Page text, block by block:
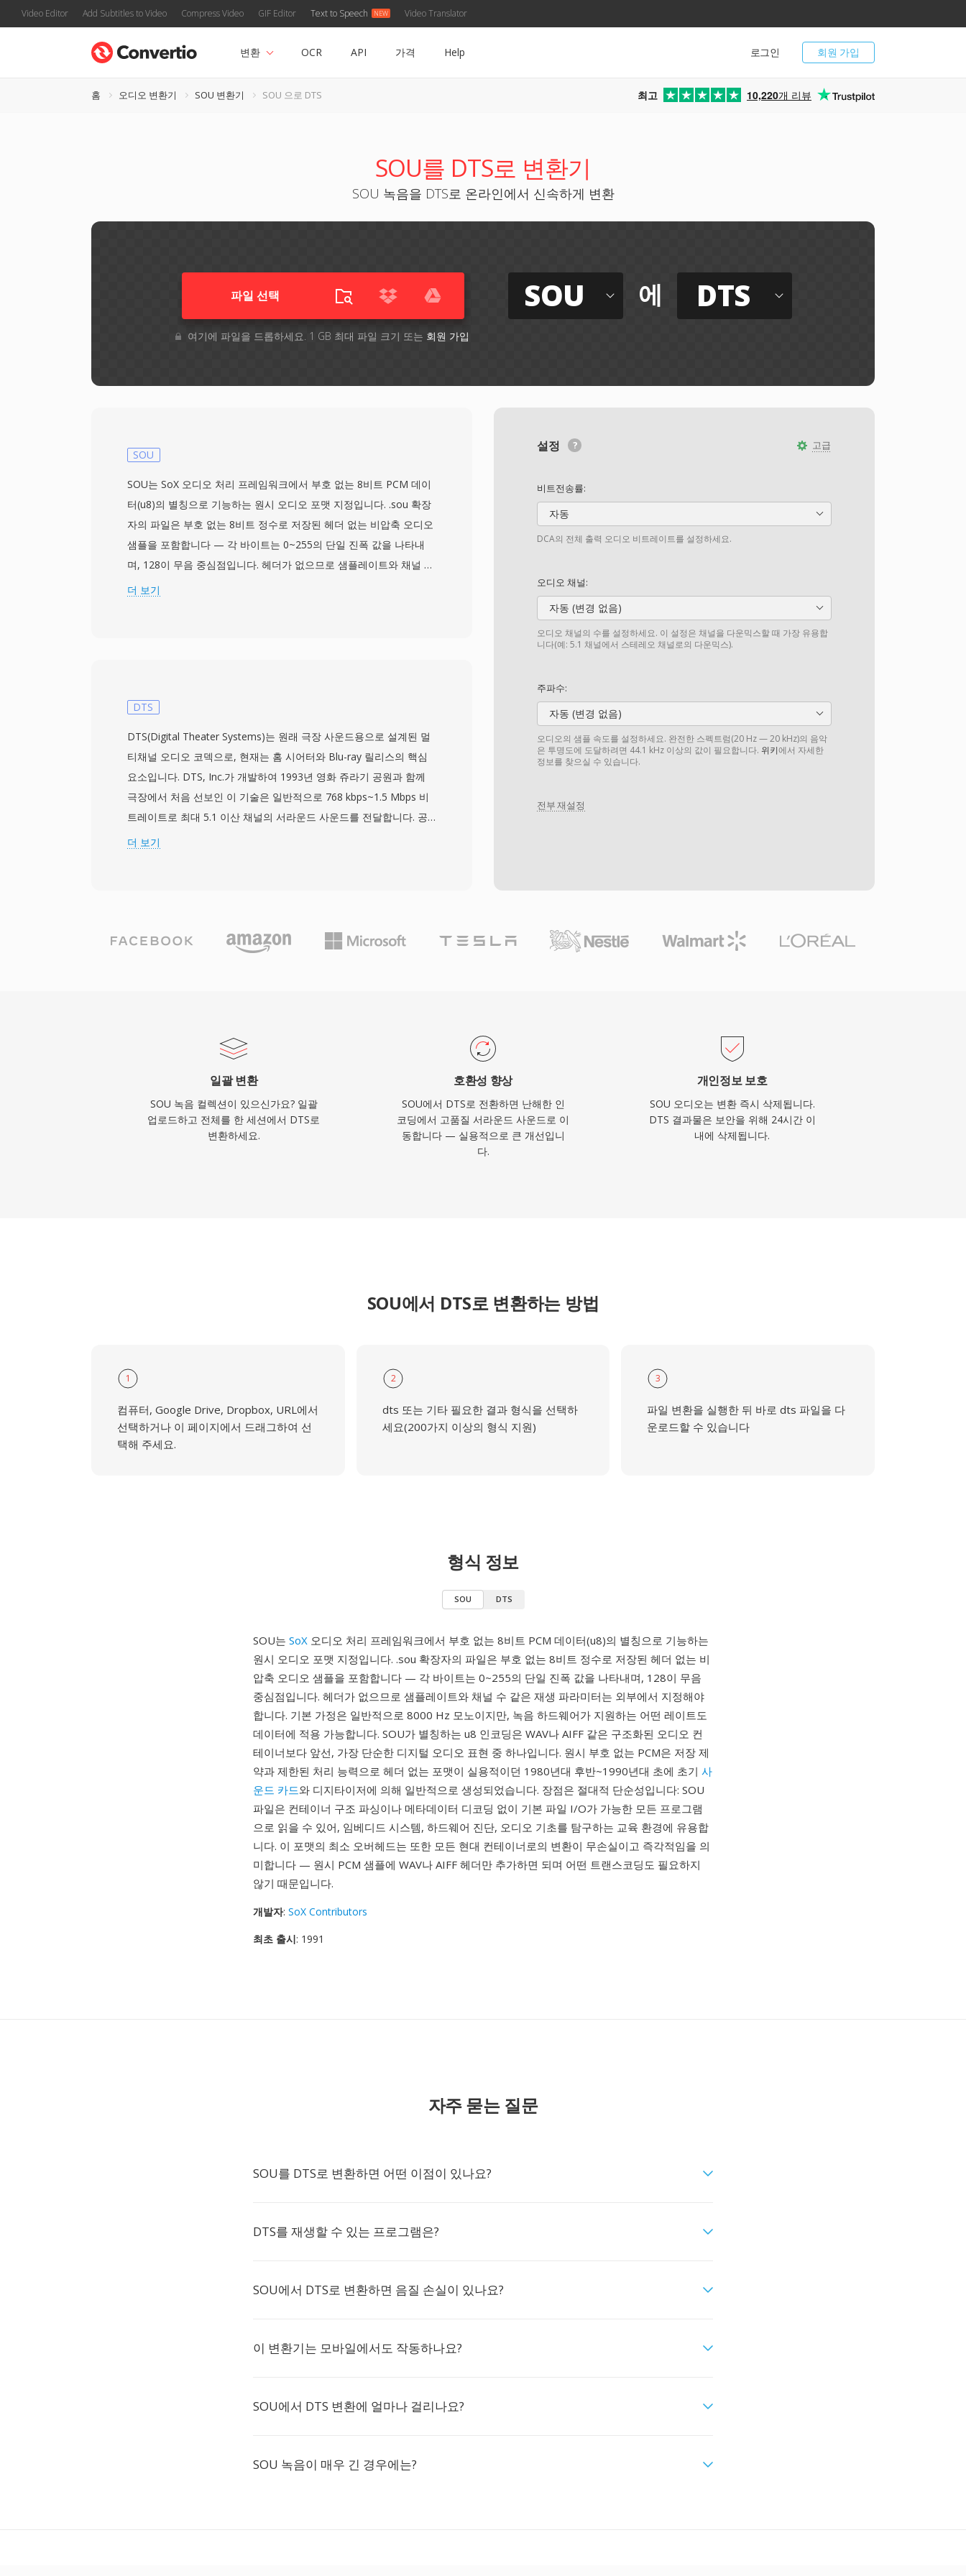
Video Editor Add Subtitles to Video Compress Video GIF Editor Text to Speech Video Translator
회원 가입
로그인
변환 OCR API 가격 Help
홈 오디오 변환기 SOU 변환기 SOU 으로 DTS 최고 10,220개 리뷰
SOU를 DTS로 변환기
SOU 녹음을 DTS로 온라인에서 신속하게 변환
파일 선택
여기에 파일을 드롭하세요. 1 GB 최대 파일 크기 또는 회원 가입
SOU 에 DTS
고급
설정
비트전송률:
자동
DCA의 전체 출력 오디오 비트레이트를 설정하세요.
오디오 채널:
자동 (변경 없음)
오디오 채널의 수를 설정하세요. 이 설정은 채널을 다운믹스할 때 가장 유용합
니다(예: 5.1 채널에서 스테레오 채널로의 다운믹스).
주파수:
자동 (변경 없음)
오디오의 샘플 속도를 설정하세요. 완전한 스펙트럼(20 Hz — 20 kHz)의 음악
은 투명도에 도달하려면 44.1 kHz 이상의 값이 필요합니다. 위키에서 자세한
정보를 찾으실 수 있습니다.
전부 재설정
SOU
SOU는 SoX 오디오 처리 프레임워크에서 부호 없는 8비트 PCM 데이
터(u8)의 별칭으로 기능하는 원시 오디오 포맷 지정입니다. .sou 확장
자의 파일은 부호 없는 8비트 정수로 저장된 헤더 없는 비압축 오디오
샘플을 포함합니다 — 각 바이트는 0~255의 단일 진폭 값을 나타내
며, 128이 무음 중심점입니다. 헤더가 없으므로 샘플레이트와 채널 수
같은 재생 파라미터는 외부에서 지정해야 합니다. 기본 가정은 일반적
년대 초에 초기 사운드 카드와 디지타이저에 의해 일반적으로 생성되
파싱이나 메타데이터 디코딩 없이 기본 파일 I/O가 가능한 모든 프로
그램으로 읽을 수 있어, 임베디드 시스템, 하드웨어 진단, 오디오 기초
를 탐구하는 교육 환경에 유용합니다. 이 포맷의 최소 오버헤드는 또
한 모든 현대 컨테이너로의 변환이 무손실이고 즉각적임을 의미합니
다 — 원시 PCM 샘플에 WAV나 AIFF 헤더만 추가하면 되며 어떤 트랜
스코딩도 필요하지 않기 때문입니다.
더 보기
DTS
DTS(Digital Theater Systems)는 원래 극장 사운드용으로 설계된 멀
티채널 오디오 코덱으로, 현재는 홈 시어터와 Blu-ray 릴리스의 핵심
요소입니다. DTS, Inc.가 개발하여 1993년 영화 쥬라기 공원과 함께
극장에서 처음 선보인 이 기술은 일반적으로 768 kbps~1.5 Mbps 비
트레이트로 최대 5.1 이산 채널의 서라운드 사운드를 전달합니다. 공
격적인 심리음향 모델링에 의존하는 경쟁 코덱과 달리, DTS는 각 채
위한 무손실 확장 레이어를 추가합니다. 주요 강점으로는 AV 리시버,
게임 콘솔, 차량 인포테인먼트 시스템에 걸친 광범위한 하드웨어 채
더 보기
일괄 변환
SOU 녹음 컬렉션이 있으신가요? 일괄
업로드하고 전체를 한 세션에서 DTS로
변환하세요.
호환성 향상
SOU에서 DTS로 전환하면 난해한 인
코딩에서 고품질 서라운드 사운드로 이
동합니다 — 실용적으로 큰 개선입니
다.
개인정보 보호
SOU 오디오는 변환 즉시 삭제됩니다.
DTS 결과물은 보안을 위해 24시간 이
내에 삭제됩니다.
SOU에서 DTS로 변환하는 방법
1
컴퓨터, Google Drive, Dropbox, URL에서
선택하거나 이 페이지에서 드래그하여 선
택해 주세요.
2
dts 또는 기타 필요한 결과 형식을 선택하
세요(200가지 이상의 형식 지원)
3
파일 변환을 실행한 뒤 바로 dts 파일을 다
운로드할 수 있습니다
형식 정보
SOU DTS
SOU는 SoX 오디오 처리 프레임워크에서 부호 없는 8비트 PCM 데이터(u8)의 별칭으로 기능하는
원시 오디오 포맷 지정입니다. .sou 확장자의 파일은 부호 없는 8비트 정수로 저장된 헤더 없는 비
압축 오디오 샘플을 포함합니다 — 각 바이트는 0~255의 단일 진폭 값을 나타내며, 128이 무음
중심점입니다. 헤더가 없으므로 샘플레이트와 채널 수 같은 재생 파라미터는 외부에서 지정해야
합니다. 기본 가정은 일반적으로 8000 Hz 모노이지만, 녹음 하드웨어가 지원하는 어떤 레이트도
데이터에 적용 가능합니다. SOU가 별칭하는 u8 인코딩은 WAV나 AIFF 같은 구조화된 오디오 컨
테이너보다 앞선, 가장 단순한 디지털 오디오 표현 중 하나입니다. 원시 부호 없는 PCM은 저장 제
약과 제한된 처리 능력으로 헤더 없는 포맷이 실용적이던 1980년대 후반~1990년대 초에 초기 사
운드 카드와 디지타이저에 의해 일반적으로 생성되었습니다. 장점은 절대적 단순성입니다: SOU
파일은 컨테이너 구조 파싱이나 메타데이터 디코딩 없이 기본 파일 I/O가 가능한 모든 프로그램
으로 읽을 수 있어, 임베디드 시스템, 하드웨어 진단, 오디오 기초를 탐구하는 교육 환경에 유용합
니다. 이 포맷의 최소 오버헤드는 또한 모든 현대 컨테이너로의 변환이 무손실이고 즉각적임을 의
미합니다 — 원시 PCM 샘플에 WAV나 AIFF 헤더만 추가하면 되며 어떤 트랜스코딩도 필요하지
않기 때문입니다.
개발자: SoX Contributors
최초 출시: 1991
자주 묻는 질문
SOU를 DTS로 변환하면 어떤 이점이 있나요?
DTS를 재생할 수 있는 프로그램은?
SOU에서 DTS로 변환하면 음질 손실이 있나요?
이 변환기는 모바일에서도 작동하나요?
SOU에서 DTS 변환에 얼마나 걸리나요?
SOU 녹음이 매우 긴 경우에는?